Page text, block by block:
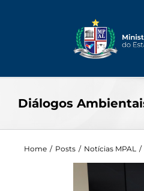
Diálogos
Home / Posts / Notícias MPAL /
View
Larger